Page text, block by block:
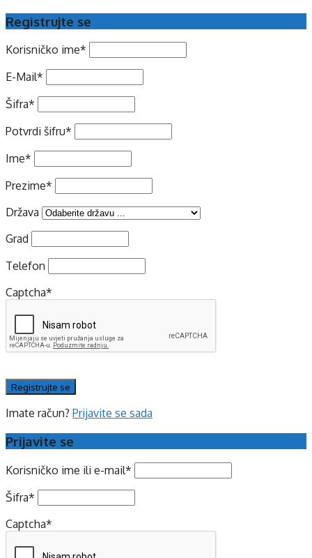
Registrujte se
Korisničko ime*
E-Mail*
Šifra*
Potvrdi šifru*
Ime*
Prezime*
Država
Grad
Telefon
Captcha*
Imate račun? Prijavite se sada
Prijavite se
Korisničko ime ili e-mail*
Šifra*
Captcha*